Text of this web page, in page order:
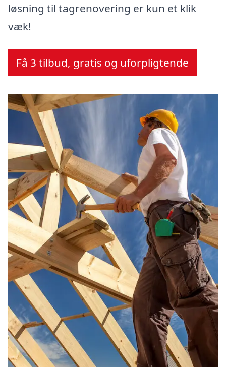
løsning til tagrenovering er kun et klik
væk!
Få 3 tilbud, gratis og uforpligtende